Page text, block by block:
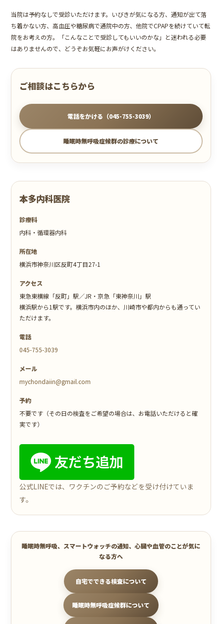
当院は予約なしで受診いただけます。いびきが気になる方、通知が出て落
ち着かない方、高血圧や糖尿病で通院中の方、他院でCPAPを続けていて転
院をお考えの方。「こんなことで受診してもいいのかな」と迷われる必要
はありませんので、どうぞお気軽にお声がけください。
ご相談はこちらから
電話をかける（045-755-3039）
睡眠時無呼吸症候群の診療について
本多内科医院
診療科
内科・循環器内科
所在地
横浜市神奈川区反町4丁目27-1
アクセス
東急東横線「反町」駅／JR・京急「東神奈川」駅
横浜駅から1駅です。横浜市内のほか、川崎市や都内からも通ってい
ただけます。
電話
045-755-3039
メール
mychondaiin@gmail.com
予約
不要です（その日の検査をご希望の場合は、お電話いただけると確
実です）
公式LINEでは、ワクチンのご予約などを受け付けていま
す。
睡眠時無呼吸、スマートウォッチの通知、心臓や血管のことが気に
なる方へ
自宅でできる検査について
睡眠時無呼吸症候群について